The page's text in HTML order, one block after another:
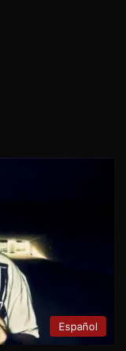
Español